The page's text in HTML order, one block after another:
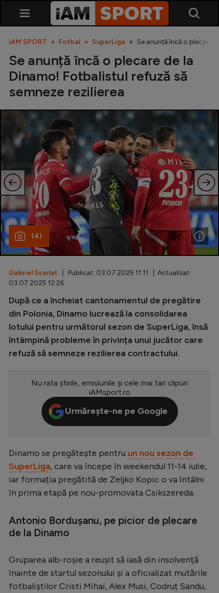
SuperLiga
Liga 2
Cupa României
Echipa Națională
U21
Fotbal feminin
Special
Diverse
Inedit
Champions League
Conference League
CM 2026
Premier League
Serie A
Bundesliga
Ligue 1
Starurile fotbalului
Stranieri
Clasamente
iAM SPORT Fotbal SuperLiga Se anunță încă o plecare
Se anunță încă o plecare de la
Dinamo! Fotbalistul refuză să
semneze rezilierea
(4)
Gabriel Scarlat | Publicat: 03.07.2025 11:11 | Actualizat:
03.07.2025 12:26
După ce a încheiat cantonamentul de pregătire
din Polonia, Dinamo lucrează la consolidarea
lotului pentru următorul sezon de SuperLiga, însă
întâmpină probleme în privința unui jucător care
refuză să semneze rezilierea contractului.
Nu rata știrile, emisiunile și cele mai tari clipuri
iAMsport.ro
Urmărește-ne pe Google
Dinamo se pregătește pentru un nou sezon de
SuperLiga, care va începe în weekendul 11-14 iulie,
iar formația pregătită de Zeljko Kopic o va întâlni
în prima etapă pe nou-promovata Csikszereda.
Antonio Bordușanu, pe picior de plecare
de la Dinamo
Gruparea alb-roșie a reușit să iasă din insolvență
înainte de startul sezonului și a oficializat mutările
fotbaliștilor Cristi Mihai, Alex Musi, Codruț Sandu,